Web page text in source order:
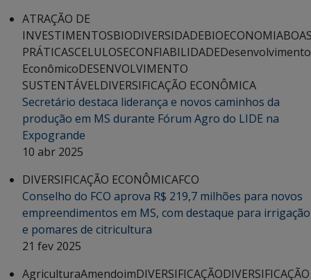
ATRAÇÃO DE
INVESTIMENTOSBIODIVERSIDADEBIOECONOMIA
PRÁTICASCELULOSECONFIABILIDADEDesenvolvimento
EconômicoDESENVOLVIMENTO
SUSTENTÁVELDIVERSIFICAÇÃO ECONÔMICA
Secretário destaca liderança e novos caminhos da
produção em MS durante Fórum Agro do LIDE na
Expogrande
10 abr 2025
DIVERSIFICAÇÃO ECONÔMICAFCO
Conselho do FCO aprova R$ 219,7 milhões para novos
empreendimentos em MS, com destaque para irrigação
e pomares de citricultura
21 fev 2025
AgriculturaAmendoimDIVERSIFICAÇÃODIVERSIFICAÇÃO